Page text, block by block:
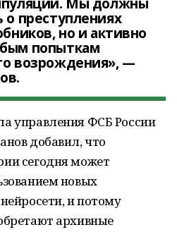
преступлениях
но и активно
попыткам
возрождения», —
управления ФСБ России
добавил, что
сегодня может
новых
и потому
архивные